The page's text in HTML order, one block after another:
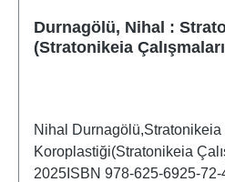
Durnagölü, Nihal :
(Stratonikeia
Nihal Durnagölü,Stratonikeia
Koroplastiği(Stratonikeia
2025ISBN 978-625-6925-72-4 XIV + 566 S./